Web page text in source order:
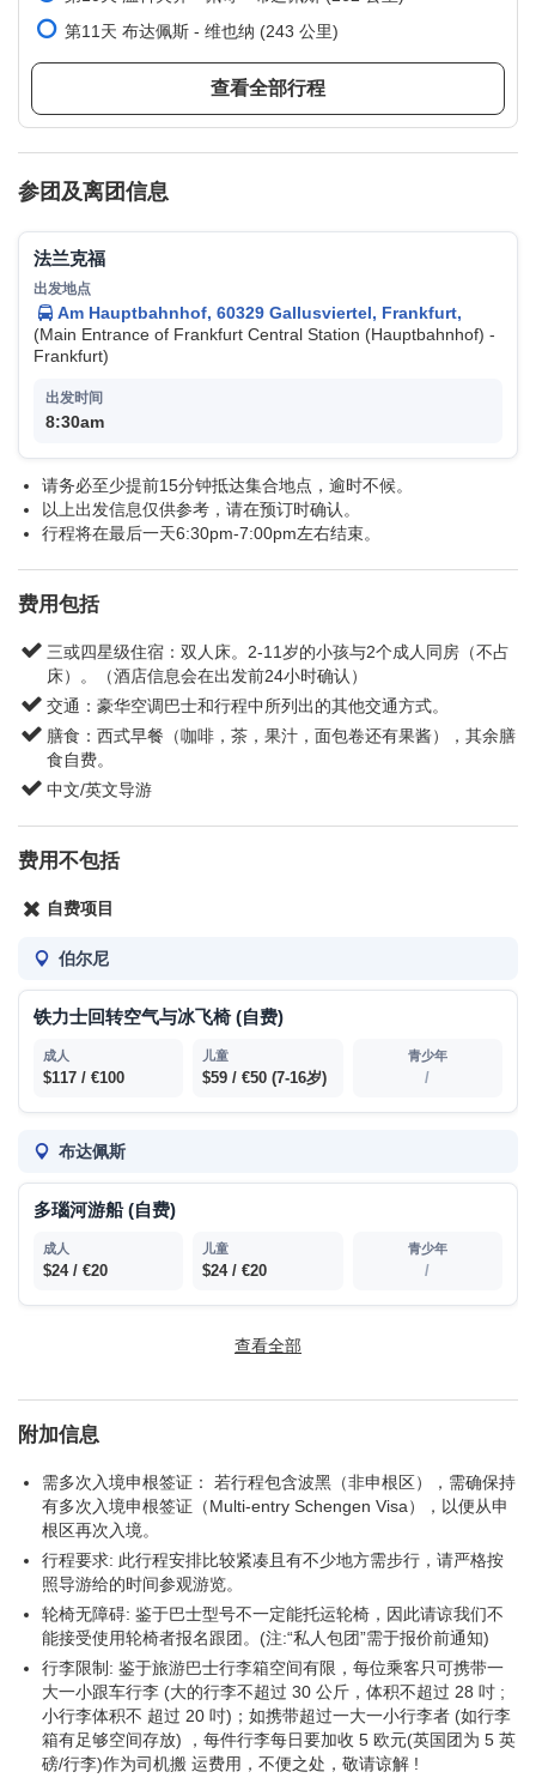
第11天 布达佩斯 - 维也纳 (243 公里)
第12天 维也纳 - 蒙德湖 - 慕尼黑 (363 公里)
第13天 慕尼黑 - 瓦杜兹 - 铁力士雪山 - 琉森 - 苏黎世 (574
公里)
我们不断致力于改善我们旅游团的行程和特点。如果我们有
必要为改善行程而做改变，或者出现我们无法控制的意外情
况而进行必要的改变，那么我们保留最终的决定权利去
结束城市选用其它同级酒店代替。在某些特定的高峰期，我
们或将运行重复的班次，并且有时候我们也会更改行程顺
序，这样的话酒店可能会与页面所列酒店有所不同。
查看全部行程
参团及离团信息
法兰克福
Am Hauptbahnhof, 60329 Gallusviertel, Frankfurt,
(Main Entrance of Frankfurt Central Station (Hauptbahnhof) -
Frankfurt)
8:30am
请务必至少提前15分钟抵达集合地点，逾时不候。
以上出发信息仅供参考，请在预订时确认。
行程将在最后一天6:30pm-7:00pm左右结束。
费用包括
三或四星级住宿：双人床。2-11岁的小孩与2个成人同房（不占
床）。（酒店信息会在出发前24小时确认）
交通：豪华空调巴士和行程中所列出的其他交通方式。
膳食：西式早餐（咖啡，茶，果汁，面包卷还有果酱），其余膳
食自费。
中文/英文导游
费用不包括
自费项目
伯尔尼
铁力士回转空气与冰飞椅 (自费)
$117 / €100 $59 / €50 (7-16岁) /
布达佩斯
多瑙河游船 (自费)
$24 / €20 $24 / €20 /
$4 / €3 $4 / €3 /
匈牙利民俗表演和晚餐+接送 (自费)
$71 / €60
马加什教堂 (自费)
$10 / €8 $10 / €8 /
杜布罗夫尼克
查看全部
附加信息
需多次入境申根签证： 若行程包含波黑（非申根区），需确保持
有多次入境申根签证（Multi-entry Schengen Visa），以便从申
根区再次入境。
行程要求: 此行程安排比较紧凑且有不少地方需步行，请严格按
照导游给的时间参观游览。
轮椅无障碍: 鉴于巴士型号不一定能托运轮椅，因此请谅我们不
能接受使用轮椅者报名跟团。(注:“私人包团”需于报价前通知)
行李限制: 鉴于旅游巴士行李箱空间有限，每位乘客只可携带一
大一小跟车行李 (大的行李不超过 30 公斤，体积不超过 28 吋 ;
小行李体积不 超过 20 吋)；如携带超过一大一小行李者 (如行李
箱有足够空间存放) ，每件行李每日要加收 5 欧元(英国团为 5 英
磅/行李)作为司机搬 运费用，不便之处，敬请谅解 !